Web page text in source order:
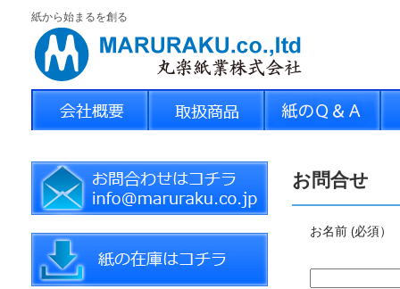
紙から始まるを創る
お問合せ
お名前 (必須）